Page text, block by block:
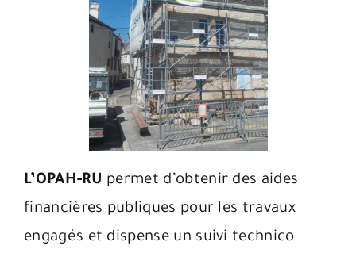
L’OPAH-RU permet d’obtenir des aides
financières publiques pour les travaux
engagés et dispense un suivi technico